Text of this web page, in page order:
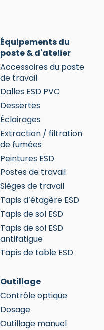
Équipements du
poste & d'atelier
Accessoires du poste
de travail
Dalles ESD PVC
Dessertes
Éclairages
Extraction / filtration
de fumées
Peintures ESD
Postes de travail
Sièges de travail
Tapis d’étagère ESD
Tapis de sol ESD
Tapis de sol ESD
antifatigue
Tapis de table ESD
Outillage
Contrôle optique
Dosage
Outillage manuel